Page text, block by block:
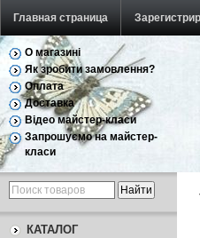
Главная страница
Обратная связь
О магазині
Як зробити замовлення?
Оплата
Доставка
Відео майстер-класи
Запрошуємо на майстер-
класи
КАТАЛОГ